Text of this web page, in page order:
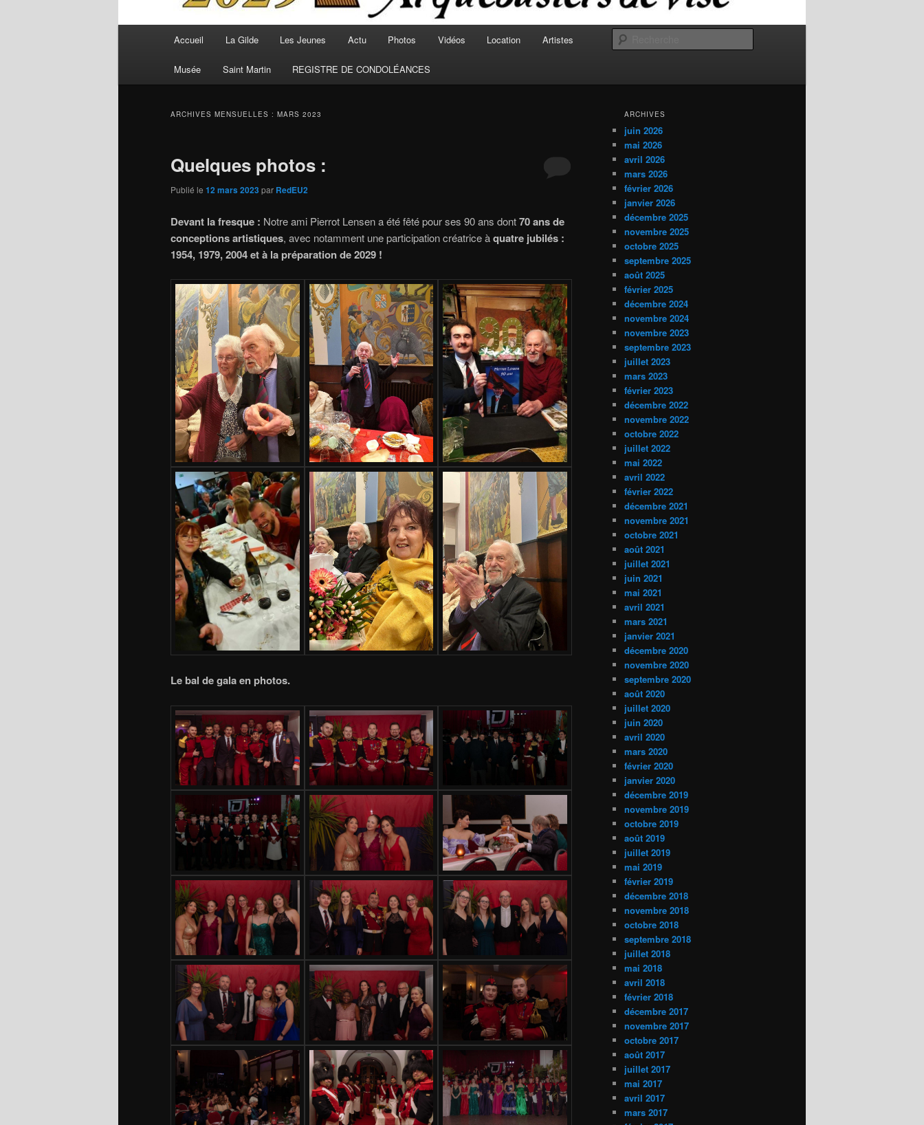
Accueil La Gilde Les Jeunes Actu Photos Vidéos Location Artistes
Musée Saint Martin REGISTRE DE CONDOLÉANCES
ARCHIVES MENSUELLES : MARS 2023
Quelques photos :
Publié le 12 mars 2023par RedEU2
Devant la fresque : Notre ami Pierrot Lensen a été fêté pour ses 90 ans dont70 ans de
conceptions artistiques, avec notamment une participation créatrice àquatre jubilés :
1954, 1979, 2004 et à la préparation de 2029 !
Le bal de gala en photos.
ARCHIVES
juin 2026
mai 2026
avril 2026
mars 2026
février 2026
janvier 2026
décembre 2025
novembre 2025
octobre 2025
septembre 2025
août 2025
février 2025
décembre 2024
novembre 2024
novembre 2023
septembre 2023
juillet 2023
mars 2023
février 2023
décembre 2022
novembre 2022
octobre 2022
juillet 2022
mai 2022
avril 2022
février 2022
décembre 2021
novembre 2021
octobre 2021
août 2021
juillet 2021
juin 2021
mai 2021
avril 2021
mars 2021
janvier 2021
décembre 2020
novembre 2020
septembre 2020
août 2020
juillet 2020
juin 2020
avril 2020
mars 2020
février 2020
janvier 2020
décembre 2019
novembre 2019
octobre 2019
août 2019
juillet 2019
mai 2019
février 2019
décembre 2018
novembre 2018
octobre 2018
septembre 2018
juillet 2018
mai 2018
avril 2018
février 2018
décembre 2017
novembre 2017
octobre 2017
août 2017
juillet 2017
mai 2017
avril 2017
mars 2017